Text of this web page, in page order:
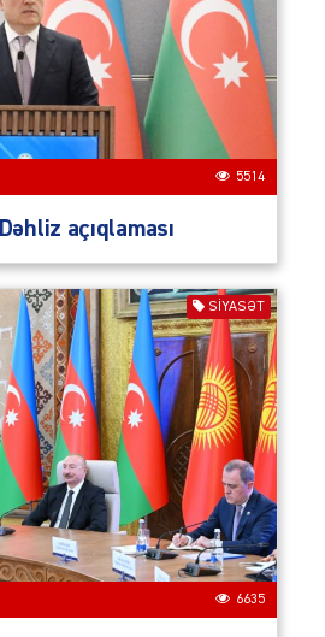
5514
açıqlaması
SIYASƏT
6635